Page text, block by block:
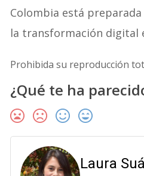
Colombia está
la transformación digital
Prohibida su reproducción
¿Qué te ha
Laura